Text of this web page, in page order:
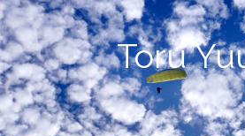
Skip
to
content
Toru